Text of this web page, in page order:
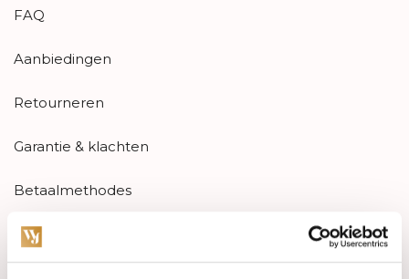
FAQ
Aanbiedingen
Retourneren
Garantie & klachten
Betaalmethodes
Sitemap